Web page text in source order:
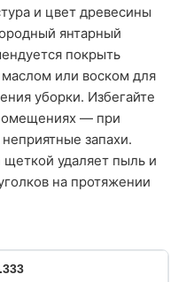
и цвет древесины
янтарный
покрыть
или воском для
уборки. Избегайте
— при
запахи.
щеткой удаляет пыль и
на протяжении